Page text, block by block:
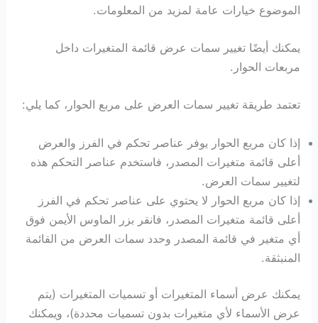
الموضوع خيارات عامة لمزيد من المعلومات.
يمكنك أيضًا تغيير سمات عرض قائمة المتغيرات داخل
مربعات الحوار.
تعتمد طريقة تغيير سمات العرض على مربع الحوار، كما يلي:
إذا كان مربع الحوار يوفر عناصر تحكم في الفرز والعرض
أعلى قائمة متغيرات المصدر، فاستخدم عناصر التحكم هذه
لتغيير سمات العرض.
إذا كان مربع الحوار لا يحتوي على عناصر تحكم في الفرز
أعلى قائمة متغيرات المصدر، فانقر بزر الماوس الأيمن فوق
أي متغير في قائمة المصدر وحدد سمات العرض من القائمة
المنبثقة.
يمكنك عرض أسماء المتغيرات أو تسميات المتغيرات (يتم
عرض الأسماء لأي متغيرات بدون تسميات محددة)، ويمكنك